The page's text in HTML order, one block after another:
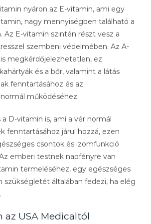
nyáron az E-vitamin, ami egy
nagy mennyiségben található a
Az E-vitamin szintén részt vesz a
szembeni védelmében. Az A-
megkérdőjelezhetetlen, ez
és a bőr, valamint a látás
fenntartásához és az
működéséhez.
D-vitamin is, ami a vér normál
fenntartásához járul hozzá, ezen
csontok és izomfunkció
emberi testnek napfényre van
termeléséhez, egy egészséges
általában fedezi, ha elég
USA Medicaltól